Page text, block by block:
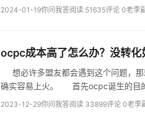
2024-01-19你问我答阅读 51635评论 0老李
ocpc成本高了怎么办？没转化
想必许多盟友都会遇到这个问题，那
确实容易上火。 首先
2023-12-29你问我答阅读 33899评论 0老李